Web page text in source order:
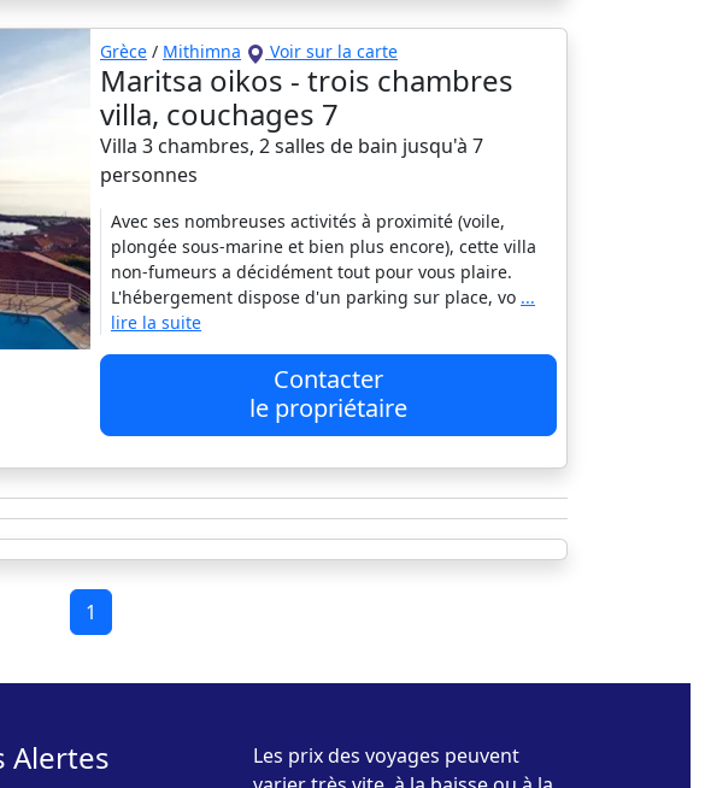
Grèce / Mithimna Voir sur la carte
Maritsa oikos - trois chambres
villa, couchages 7
Villa 3 chambres, 2 salles de bain jusqu'à 7
personnes
Avec ses nombreuses activités à proximité (voile,
plongée sous-marine et bien plus encore), cette villa
non-fumeurs a décidément tout pour vous plaire.
L'hébergement dispose d'un parking sur place, vo ...
lire la suite
Contacter
le propriétaire
1
Alertes
Les prix des voyages peuvent